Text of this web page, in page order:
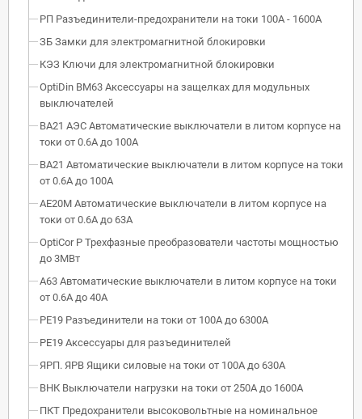
РП Разъединители-предохранители на токи 100А - 1600А
ЗБ Замки для электромагнитной блокировки
КЭЗ Ключи для электромагнитной блокировки
OptiDin BM63 Аксессуары на защелках для модульных
выключателей
ВА21 АЭС Автоматические выключатели в литом корпусе на
токи от 0.6А до 100А
ВА21 Автоматические выключатели в литом корпусе на токи
от 0.6А до 100А
АЕ20М Автоматические выключатели в литом корпусе на
токи от 0.6А до 63А
OptiCor P Трехфазные преобразователи частоты мощностью
до 3МВт
А63 Автоматические выключатели в литом корпусе на токи
от 0.6А до 40А
РЕ19 Разъединители на токи от 100А до 6300А
РЕ19 Аксессуары для разъединителей
ЯРП. ЯРВ Ящики силовые на токи от 100А до 630А
ВНК Выключатели нагрузки на токи от 250А до 1600А
ПКТ Предохранители высоковольтные на номинальное